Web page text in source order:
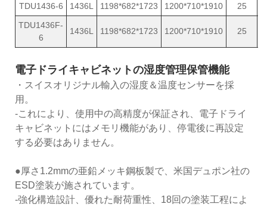
TDU1436-6 1436L 1198*682*1723 1200*710*1910 25
TDU1436F-
6
1436L 1198*682*1723 1200*710*1910 25
電子ドライキャビネットの湿度管理保管機能
・スイスオリジナル輸入の湿度＆温度センサーを採
用。
-これにより、使用中の高精度が保証され、電子ドライ
キャビネットにはメモリ機能があり、停電後に再設定
する必要はありません。
●厚さ1.2mmの亜鉛メッキ鋼板製で、米国デュポン社の
ESD塗装が施されています。
-強化構造設計、優れた耐荷重性、18回の塗装工程によ